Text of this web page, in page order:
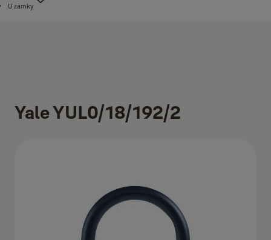
U zámky
Yale YUL0/18/192/2